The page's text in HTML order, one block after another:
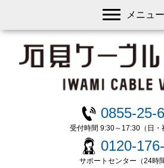
0855-25-
受付時間 9:30～17:30（日・
0120-
サポートセンター（24時
メニュー